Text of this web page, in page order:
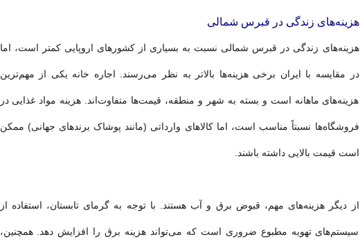
هزینه‌های زندگی در قبرس شمالی
هزینه‌های زندگی در قبرس شمالی نسبت به بسیاری از کشورهای اروپایی کمتر است، اما
در مقایسه با ایران برخی هزینه‌ها بالاتر به نظر می‌رسند. اجاره خانه یکی از مهم‌ترین
هزینه‌های ماهانه است و بسته به شهر و منطقه، قیمت‌ها متفاوت‌اند. هزینه مواد غذایی در
فروشگاه‌ها نسبتاً مناسب است، اما کالاهای وارداتی (مانند پوشاک برندهای جهانی) ممکن
است قیمت بالایی داشته باشند.
از دیگر هزینه‌های مهم، قبوض برق و آب هستند. با توجه به گرمای تابستان، استفاده از
سیستم‌های تهویه مطبوع ضروری است که می‌تواند هزینه برق را افزایش دهد. همچنین،